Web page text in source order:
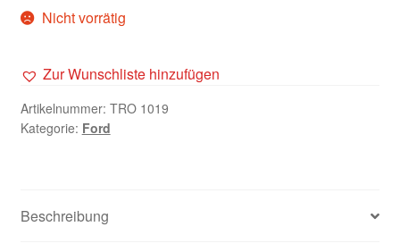
Nicht vorrätig
Zur Wunschliste hinzufügen
Artikelnummer: TRO 1019
Kategorie: Ford
Beschreibung